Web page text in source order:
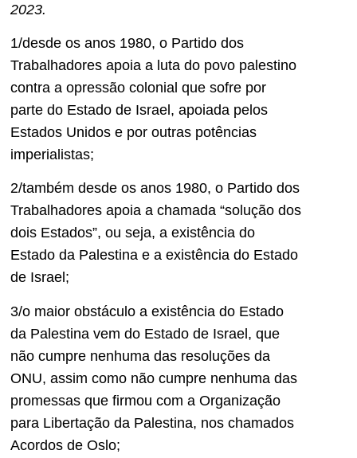
2023.
1/desde os anos 1980, o Partido dos
Trabalhadores apoia a luta do povo palestino
contra a opressão colonial que sofre por
parte do Estado de Israel, apoiada pelos
Estados Unidos e por outras potências
imperialistas;
2/também desde os anos 1980, o Partido dos
Trabalhadores apoia a chamada “solução dos
dois Estados”, ou seja, a existência do
Estado da Palestina e a existência do Estado
de Israel;
3/o maior obstáculo a existência do Estado
da Palestina vem do Estado de Israel, que
não cumpre nenhuma das resoluções da
ONU, assim como não cumpre nenhuma das
promessas que firmou com a Organização
para Libertação da Palestina, nos chamados
Acordos de Oslo;